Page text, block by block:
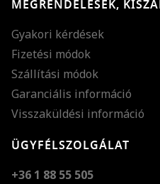
MEGRENDELÉSEK,
Gyakori kérdések
Fizetési módok
Szállítási módok
Garanciális információ
Visszaküldési információ
ÜGYFÉLSZOLGÁLAT
+36 1 88 55 505